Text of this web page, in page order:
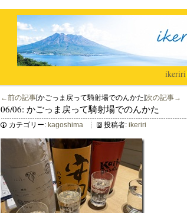
ikeriri|
←前の記事[かごっま戻って騎射場でのんかた]次の記事→
06/06: かごっま戻って騎射場でのんかた
カテゴリー: kagoshima 投稿者: ikeriri